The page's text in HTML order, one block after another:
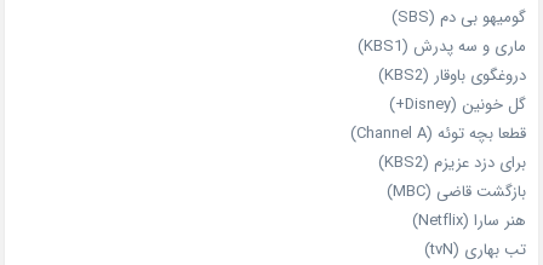
گومیهو بی دم (SBS)
ماری و سه پدرش (KBS1)
دروغگوی باوقار (KBS2)
گل خونین (Disney+)
قطعا بچه توئه (Channel A)
برای دزد عزیزم (KBS2)
بازگشت قاضی (MBC)
هنر سارا (Netflix)
تب بهاری (tvN)